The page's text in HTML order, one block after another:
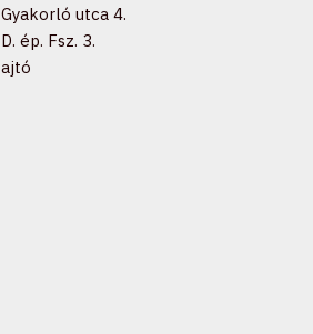
Gyakorló utca 4.
D. ép. Fsz. 3.
ajtó